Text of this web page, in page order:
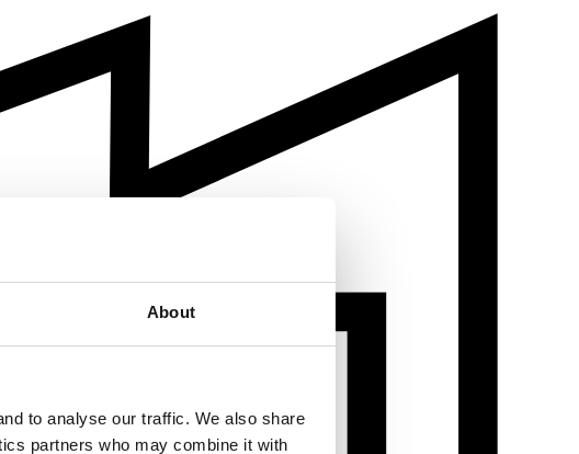
About
to analyse our traffic. We also share
partners who may combine it with